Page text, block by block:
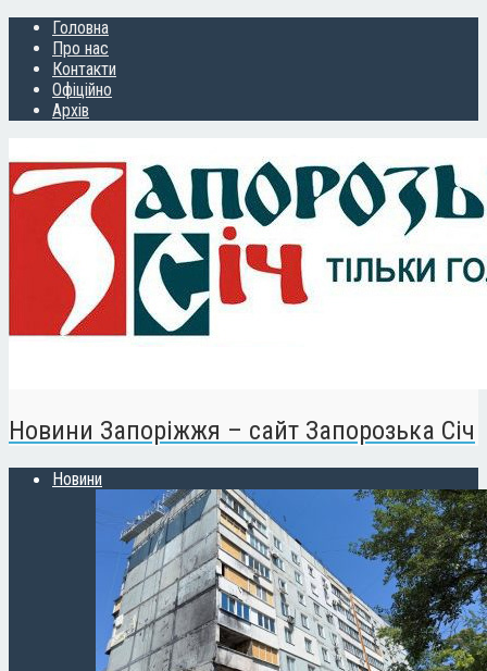
Головна
Про нас
Контакти
Офіційно
Архів
Новини Запоріжжя – сайт Запорозька Січ
Новини